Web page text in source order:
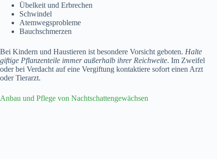
Übelkeit und Erbrechen
Schwindel
Atemwegsprobleme
Bauchschmerzen
Bei Kindern und Haustieren ist besondere Vorsicht geboten. Halte
giftige Pflanzenteile immer außerhalb ihrer Reichweite. Im Zweifel
oder bei Verdacht auf eine Vergiftung kontaktiere sofort einen Arzt
oder Tierarzt.
Anbau und Pflege von Nachtschattengewächsen